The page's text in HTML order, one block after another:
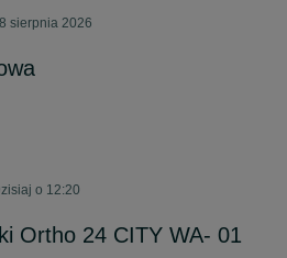
sierpnia 2026
o 12:20
Ortho 24 CITY WA- 01